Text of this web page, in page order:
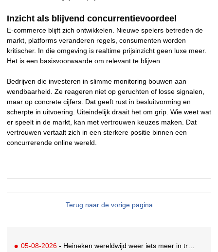
Inzicht als blijvend concurrentievoordeel
E-commerce blijft zich ontwikkelen. Nieuwe spelers betreden de
markt, platforms veranderen regels, consumenten worden
kritischer. In die omgeving is realtime prijsinzicht geen luxe meer.
Het is een basisvoorwaarde om relevant te blijven.
Bedrijven die investeren in slimme monitoring bouwen aan
wendbaarheid. Ze reageren niet op geruchten of losse signalen,
maar op concrete cijfers. Dat geeft rust in besluitvorming en
scherpte in uitvoering. Uiteindelijk draait het om grip. Wie weet wat
er speelt in de markt, kan met vertrouwen keuzes maken. Dat
vertrouwen vertaalt zich in een sterkere positie binnen een
concurrerende online wereld.
Terug naar de vorige pagina
05-08-2026 - Heineken wereldwijd weer iets meer in trek